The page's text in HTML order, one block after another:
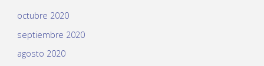
octubre 2020
septiembre 2020
agosto 2020